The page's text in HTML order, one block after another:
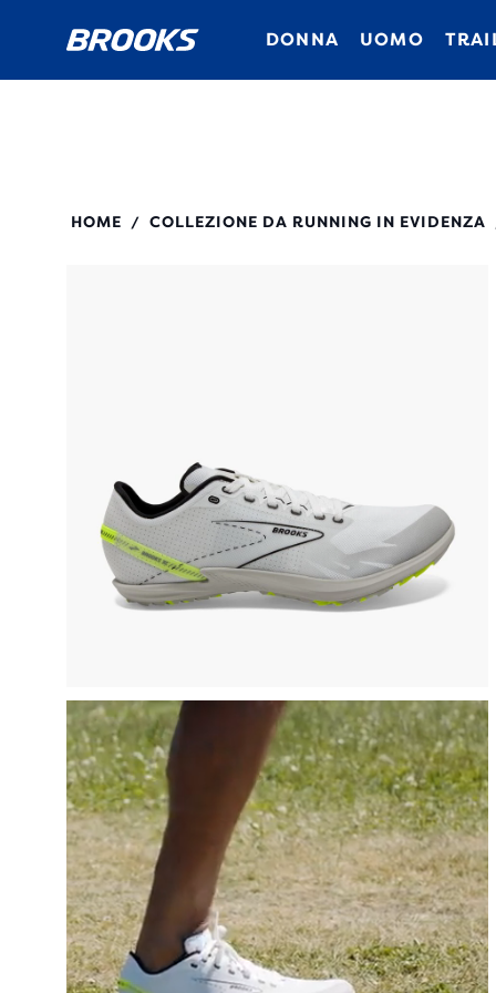
DONNA UOMO
HOME / COLLEZIONE DA RUNNING IN EVIDENZA